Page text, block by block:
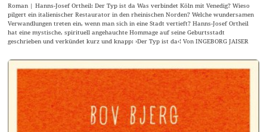
Roman | Hanns-Josef Ortheil: Der Typ ist da Was verbindet Köln mit Venedig? Wieso
pilgert ein italienischer Restaurator in den rheinischen Norden? Welche wundersamen
Verwandlungen treten ein, wenn man sich in eine Stadt vertieft? Hanns-Josef Ortheil
hat eine mystische, spirituell angehauchte Hommage auf seine Geburtsstadt
geschrieben und verkündet kurz und knapp: ›Der Typ ist da‹! Von INGEBORG JAISER